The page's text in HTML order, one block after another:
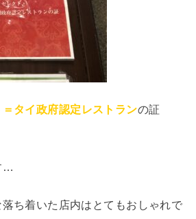
タイ政府認定レストランの証
…
ち着いた店内はとてもおしゃれで